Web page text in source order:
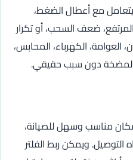
مع أعطال الضغط،
ضعف السحب، أو تكرار
الكهرباء، المحابس،
المضخة دون سبب حقيقي.
مكان مناسب وسهل للصيانة،
ويمكن ربط الفلتر